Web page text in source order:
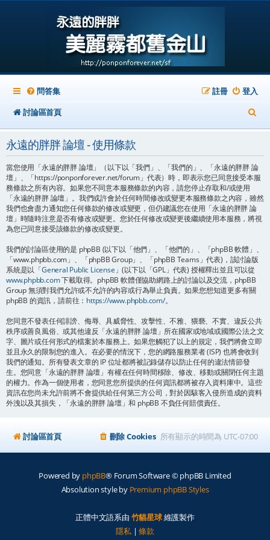
問答集 登入
註冊
討論區首頁
尋
永遠的胖胖 論壇 - 使用條款
當您使用「永遠的胖胖 論壇」（以下以「我們」、「我們的」、「永遠的胖胖 論
壇」、「https://ponponforever.net/forum」代表）時，即表示您已同意接受本服
務條款之所有內容。如果您不同意本服務條款的內容，請您停止存取和/或使用
「永遠的胖胖 論壇」。我們或許會於任何時間修改或變更本服務條款之內容，雖然
我們也會盡力通知您任何條款的修改或變更，但仍建議您在使用「永遠的胖胖 論
壇」時隨時注意是否有修改或變更。您於任何修改或變更後繼續使用本服務，將視
為您已同意接受該條款的修改或變更。
我們的討論區使用的是 phpBB (以下以「他們」、「他們的」、「phpBB 軟體」、
「www.phpbb.com」、「phpBB Group」、「phpBB Teams」代表)，該討論版
系統是以「General Public License 」(以下以「GPL」代表) 授權釋出並且可以從
www.phpbb.com下載取得。phpBB 軟體僅協助網路上的討論以及交流，phpBB
Group 無須對我們允許或不允許的內容或行為舉止負責。如果您想知道更多有關
phpBB 的資訊，請前往： https://www.phpbb.com/。
您同意不發表任何誹謗、侮辱、具威脅性、攻擊性、不雅、猥褻、不實、違反公共
秩序或善良風俗、或其他違反「永遠的胖胖 論壇」所在國家或地域或國際公法之文
字、圖片或任何形式的檔案於本服務上。如果您觸犯了以上的規定，我們將會立即
並且永久的限制您的進入。在必要的情況下，您的網路服務業者 (ISP) 也將會收到
我們的通知。所有發表文章的 IP 位址都將被記錄儲存以防止任何的違法情節發
生。您同意「永遠的胖胖 論壇」有權在任何時間移除、修改、移動或關閉任何主題
的權力。作為一個使用者，您同意您所提供的任何資訊都將被存入資料庫中。這些
資訊在您尚未允許前將不會提供給任何第三方公司，對於因駭客入侵所造成的資料
外洩以及其損失，「永遠的胖胖 論壇」和 phpBB 不負任何賠償責任。
討論區首頁 所有顯示的時間為 UTC-07:00
刪除 Cookies
Powered by phpBB® Forum Software © phpBB Limited
Absolution style by Premium phpBB Styles
正體中文語系由 竹貓星球維護製作
隱私|條款